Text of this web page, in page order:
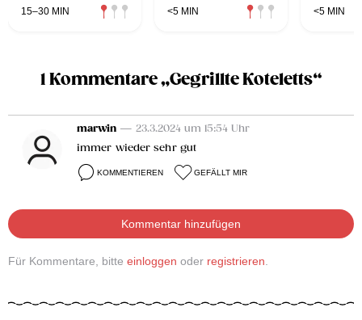
15–30 MIN <5 MIN <5 MIN
1 Kommentare „Gegrillte Koteletts“
marwin — 23.3.2024 um 15:54 Uhr
immer wieder sehr gut
KOMMENTIEREN GEFÄLLT MIR
Kommentar hinzufügen
Für Kommentare, bitte einloggen oder registrieren.